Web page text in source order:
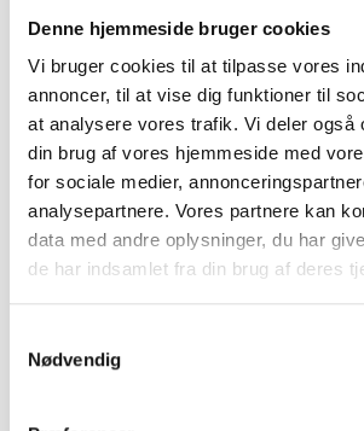
Denne hjemmeside bruger cookies
Vi bruger cookies til at tilpasse vores
annoncer, til at vise dig funktioner til
at analysere vores trafik. Vi deler også
din brug af vores hjemmeside med
for sociale medier,
analysepartnere. Vores partnere kan
data med andre oplysninger, du har
de har indsamlet fra din brug af deres
Nødvendig
RELATEREDE VARER
-32%